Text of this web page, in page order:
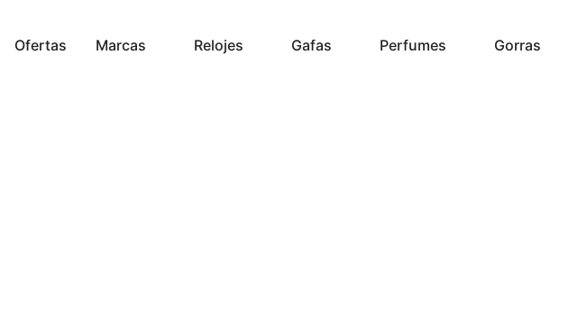
Ofertas Marcas Relojes Gafas Perfumes Gorras